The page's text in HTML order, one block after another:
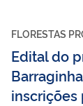
FLORESTAS
Edital do
inscrições